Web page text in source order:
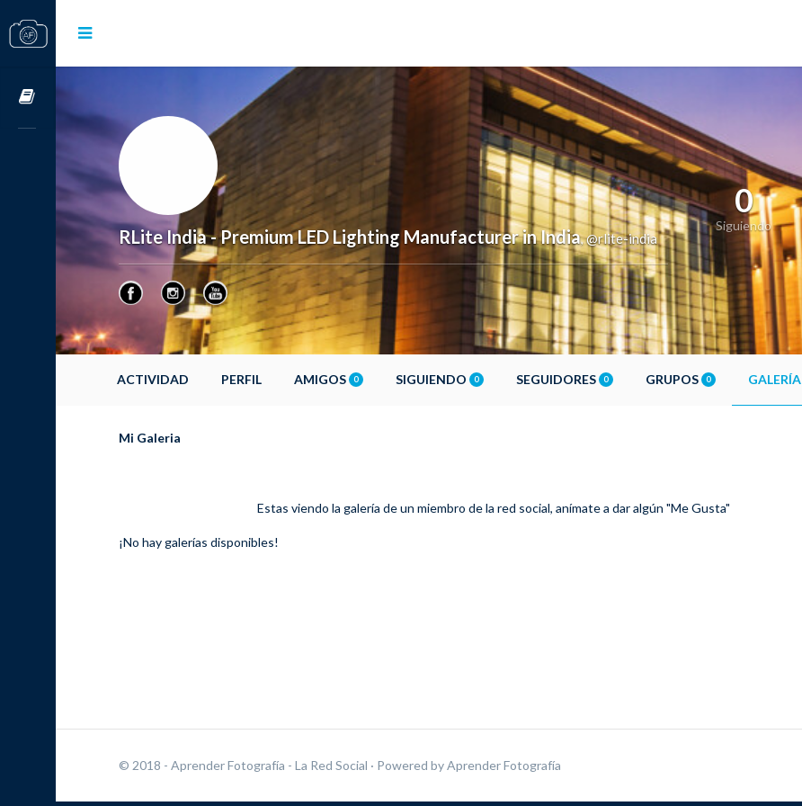
RLite India - Premium LED Lighting Manufacturer in India,@rlite-india
0
Siguiendo
ACTIVIDAD PERFIL AMIGOS 0 SIGUIENDO 0 SEGUIDORES 0 GRUPOS 0 GALERÍA
Mi Galeria
Estas viendo la galería de un miembro de la red social, anímate a dar algún "Me Gusta"
¡No hay galerías disponibles!
© 2018 - Aprender Fotografía - La Red Social · Powered byAprender Fotografía